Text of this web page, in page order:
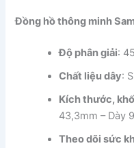
Đồng hồ thông minh
Độ phân giải:
Chất liệu dây:
Kích thước,
43,3mm – Dày
Theo dõi sức